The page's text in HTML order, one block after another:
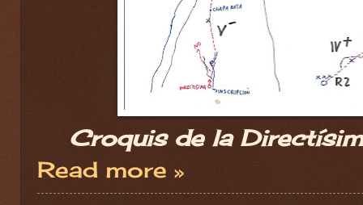
Croquis de la
Read more »